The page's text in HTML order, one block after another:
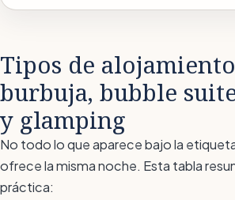
Tipos de
burbuja, bubble
y glamping
No todo lo que aparece bajo la
ofrece la misma noche. Esta tabla
práctica: